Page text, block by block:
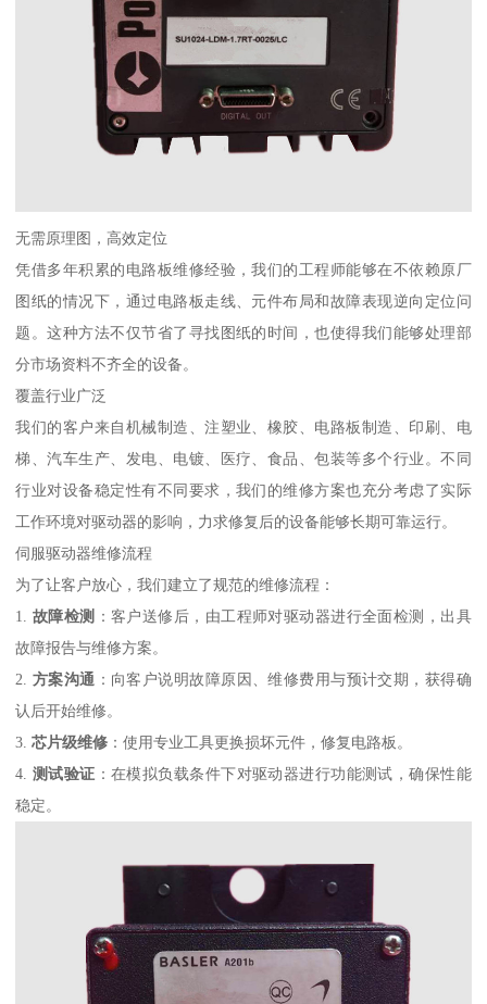
无需原理图，高效定位
凭借多年积累的电路板维修经验，我们的工程师能够在不依赖原厂
图纸的情况下，通过电路板走线、元件布局和故障表现逆向定位问
题。这种方法不仅节省了寻找图纸的时间，也使得我们能够处理部
分市场资料不齐全的设备。
覆盖行业广泛
我们的客户来自机械制造、注塑业、橡胶、电路板制造、印刷、电
梯、汽车生产、发电、电镀、医疗、食品、包装等多个行业。不同
行业对设备稳定性有不同要求，我们的维修方案也充分考虑了实际
工作环境对驱动器的影响，力求修复后的设备能够长期可靠运行。
伺服驱动器维修流程
为了让客户放心，我们建立了规范的维修流程：
1. 故障检测 ：客户送修后，由工程师对驱动器进行全面检测，出具
故障报告与维修方案。
2. 方案沟通 ：向客户说明故障原因、维修费用与预计交期，获得确
认后开始维修。
3.芯片级维修 ：使用专业工具更换损坏元件，修复电路板。
4. 测试验证 ：在模拟负载条件下对驱动器进行功能测试，确保性能
稳定。